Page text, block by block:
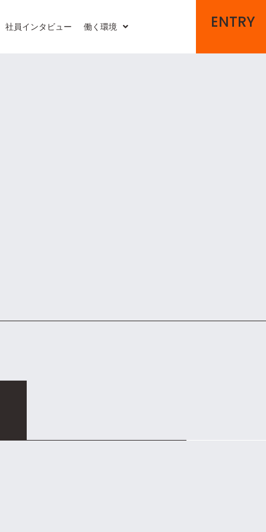
社員インタビュー 働く環境 ENTRY